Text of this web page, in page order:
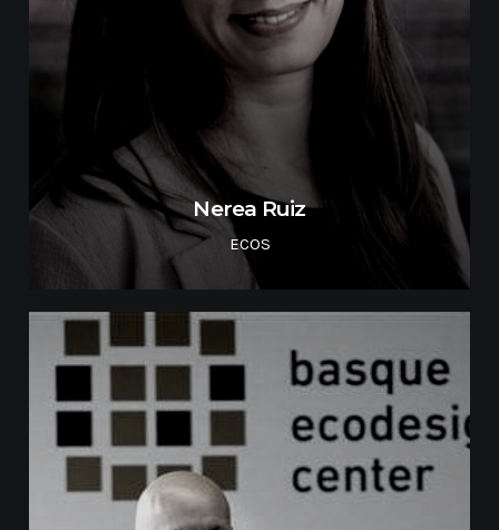
Nerea Ruiz
ECOS